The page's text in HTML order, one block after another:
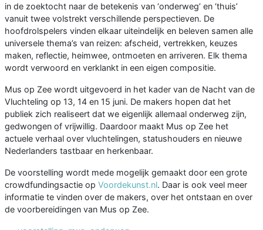
in de zoektocht naar de betekenis van ‘onderweg’ en ‘thuis’
vanuit twee volstrekt verschillende perspectieven. De
hoofdrolspelers vinden elkaar uiteindelijk en beleven samen alle
universele thema’s van reizen: afscheid, vertrekken, keuzes
maken, reflectie, heimwee, ontmoeten en arriveren. Elk thema
wordt verwoord en verklankt in een eigen compositie.
Mus op Zee wordt uitgevoerd in het kader van de Nacht van de
Vluchteling op 13, 14 en 15 juni. De makers hopen dat het
publiek zich realiseert dat we eigenlijk allemaal onderweg zijn,
gedwongen of vrijwillig. Daardoor maakt Mus op Zee het
actuele verhaal over vluchtelingen, statushouders en nieuwe
Nederlanders tastbaar en herkenbaar.
De voorstelling wordt mede mogelijk gemaakt door een grote
crowdfundingsactie op Voordekunst.nl. Daar is ook veel meer
informatie te vinden over de makers, over het ontstaan en over
de voorbereidingen van Mus op Zee.